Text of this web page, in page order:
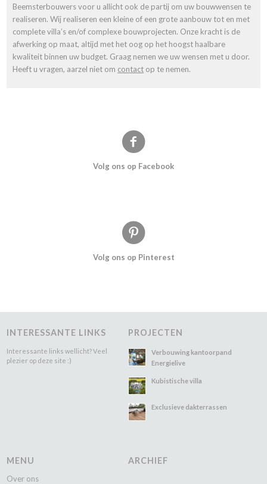
Beemsterbouwers voor u allicht ook de partij om uw bouwwensen te
realiseren. Wij realiseren een kleine of een grote aanbouw tot en met
complete villa’s en/of complexe bouwprojecten. Onze kracht is de
afwerking op maat, altijd met het oog op het hoogst haalbare
kwaliteit binnen uw budget. Graag nemen we uw wensen met u door.
Heeft u vragen, aarzel niet om contact op te nemen.
Volg ons op Facebook
Volg ons op Pinterest
INTERESSANTE LINKS
Interessante links wellicht? Veel
plezier op deze site :)
PROJECTEN
Verbouwing kantoorpand
Energielive
Kubistische villa
Exclusieve dakterrassen
MENU
Over ons
ARCHIEF